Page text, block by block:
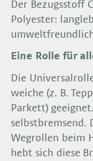
Der Bezugsstoff
Polyester:
Eine Rolle für
Die
weiche (z. B.
Parkett)
Wegrollen beim
hebt sich diese